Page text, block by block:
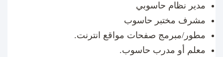
مدير نظام حاسوبي
مشرف مختبر حاسوب
مطور/مبرمج صفحات مواقع انترنت.
معلم أو مدرب حاسوب.